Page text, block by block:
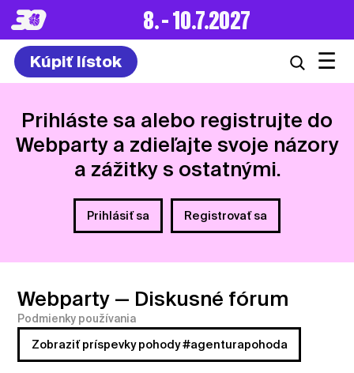
8. – 10.7.2027
Kúpiť lístok ☰
Prihláste sa alebo registrujte do
Webparty a zdieľajte svoje názory
a zážitky s ostatnými.
Prihlásiť sa Registrovať sa
Webparty — Diskusné fórum
Podmienky používania
Zobraziť príspevky pohody #agenturapohoda